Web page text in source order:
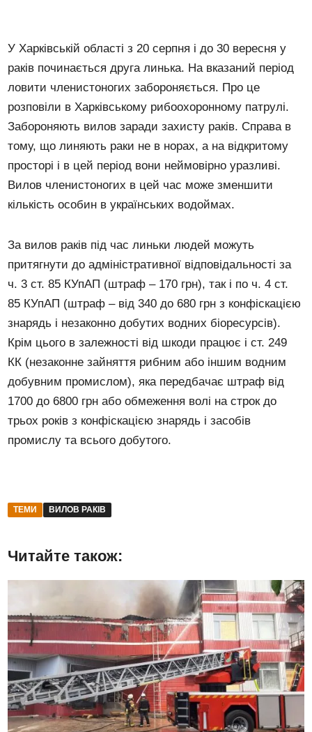
У Харківській області з 20 серпня і до 30 вересня у
раків починається друга линька. На вказаний період
ловити членистоногих забороняється. Про це
розповіли в Харківському рибоохоронному патрулі.
Забороняють вилов заради захисту раків. Справа в
тому, що линяють раки не в норах, а на відкритому
просторі і в цей період вони неймовірно уразливі.
Вилов членистоногих в цей час може зменшити
кількість особин в українських водоймах.
За вилов раків під час линьки людей можуть
притягнути до адміністративної відповідальності за
ч. 3 ст. 85 КУпАП (штраф – 170 грн), так і по ч. 4 ст.
85 КУпАП (штраф – від 340 до 680 грн з конфіскацією
знарядь і незаконно добутих водних біоресурсів).
Крім цього в залежності від шкоди працює і ст. 249
КК (незаконне зайняття рибним або іншим водним
добувним промислом), яка передбачає штраф від
1700 до 6800 грн або обмеження волі на строк до
трьох років з конфіскацією знарядь і засобів
промислу та всього добутого.
ТЕМИ ВИЛОВ РАКІВ
Читайте також: